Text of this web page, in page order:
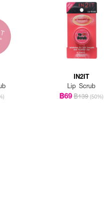
IN2IT
Lip Scrub
฿69฿139 (50%)